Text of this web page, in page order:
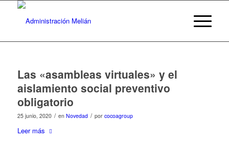
Las «asambleas virtuales» y el
aislamiento social preventivo
obligatorio
25 junio, 2020 / en Novedad / por cocoagroup
Leer más